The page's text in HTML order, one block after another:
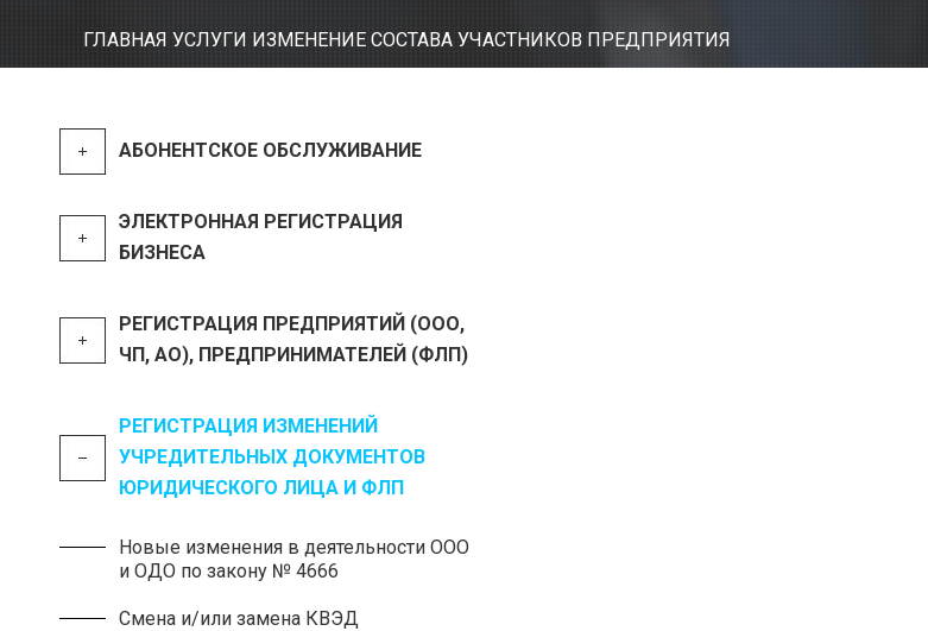
ГЛАВНАЯ УСЛУГИ ИЗМЕНЕНИЕ СОСТАВА УЧАСТНИКОВ ПРЕДПРИЯТИЯ
АБОНЕНТСКОЕ ОБСЛУЖИВАНИЕ
ЭЛЕКТРОННАЯ РЕГИСТРАЦИЯ
БИЗНЕСА
РЕГИСТРАЦИЯ ПРЕДПРИЯТИЙ (ООО,
ЧП, АО), ПРЕДПРИНИМАТЕЛЕЙ (ФЛП)
РЕГИСТРАЦИЯ ИЗМЕНЕНИЙ
УЧРЕДИТЕЛЬНЫХ ДОКУМЕНТОВ
ЮРИДИЧЕСКОГО ЛИЦА И ФЛП
Новые изменения в деятельности ООО
и ОДО по закону № 4666
Смена и/или замена КВЭД